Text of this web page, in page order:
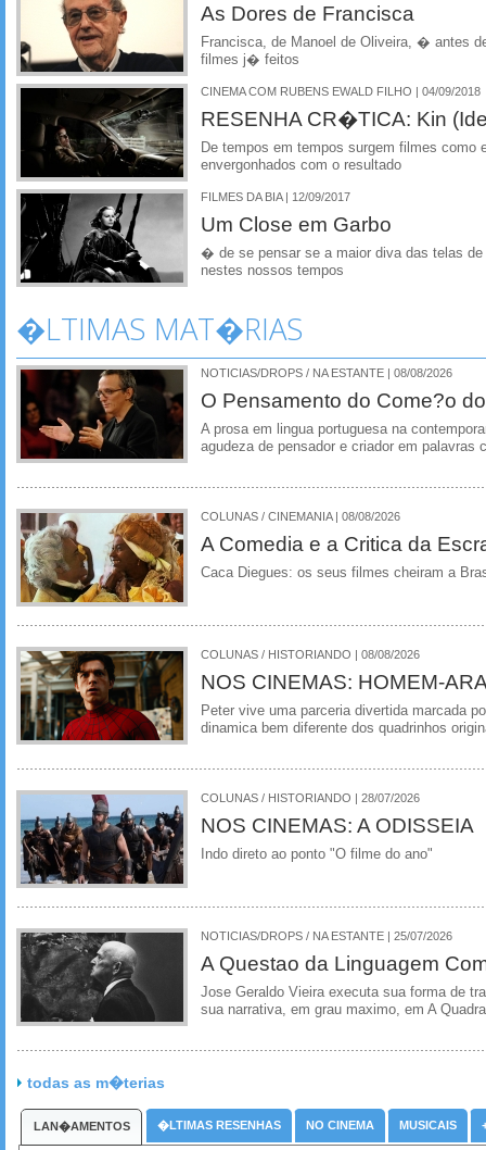
As Dores de Francisca
Francisca, de Manoel de Oliveira, � antes
filmes j� feitos
CINEMA COM RUBENS EWALD FILHO | 04/09/2018
RESENHA CR�TICA: Kin
De tempos em tempos surgem filmes como
envergonhados com o resultado
FILMES DA BIA | 12/09/2017
Um Close em Garbo
� de se pensar se a maior diva das telas
nestes nossos tempos
�LTIMAS MAT�RIAS
NOTICIAS/DROPS / NA ESTANTE | 08/08/2026
O Pensamento do Come?o
A prosa em lingua portuguesa na
agudeza de pensador e criador em palavras
COLUNAS / CINEMANIA | 08/08/2026
A Comedia e a Critica da
Caca Diegues: os seus filmes cheiram a
COLUNAS / HISTORIANDO | 08/08/2026
NOS CINEMAS: HOMEM-
Peter vive uma parceria divertida marcada
dinamica bem diferente dos quadrinhos
COLUNAS / HISTORIANDO | 28/07/2026
NOS CINEMAS: A ODISSEIA
Indo direto ao ponto "O filme do ano"
NOTICIAS/DROPS / NA ESTANTE | 25/07/2026
A Questao da Linguagem
Jose Geraldo Vieira executa sua forma de
sua narrativa, em grau maximo, em A
todas as m�terias
LAN�AMENTOS �LTIMAS RESENHAS NO CINEMA MUSICAIS